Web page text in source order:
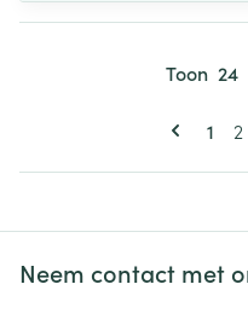
U
1 2
Toon
Neem contact met